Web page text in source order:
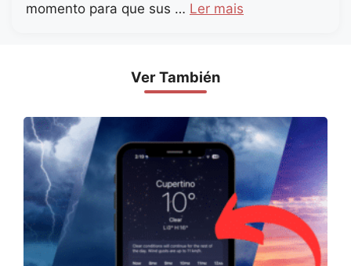
momento para que sus … Ler mais
Ver También